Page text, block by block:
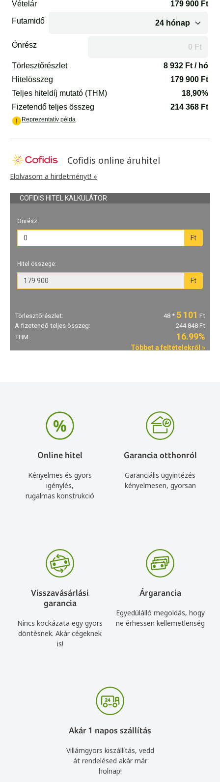
Cofidis online áruhitel
Elolvasom a hirdetményt! »
Online hitel
Kényelmes és gyors
igénylés,
rugalmas konstrukció
Garancia otthonról
Garanciális ügyintézés
kényelmesen, gyorsan
Visszavásárlási
garancia
Nincs kockázata egy gyors
döntésnek. Akár cégeknek
is!
Árgarancia
Egyedülálló megoldás, hogy
ne érhessen kellemetlenség
Akár 1 napos szállítás
Villámgyors kiszállítás, vedd
át rendelésed akár már
holnap!